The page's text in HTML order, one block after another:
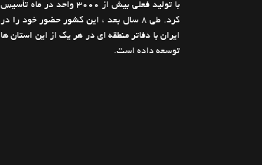
با تولید فعلی بیش از 3000 واحد در ماه تأسیس
کرد. طی 8 سال بعد ، این کشور حضور خود را در
ایران با دفاتر منطقه ای در هر یک از این استان ها
توسعه داده است.